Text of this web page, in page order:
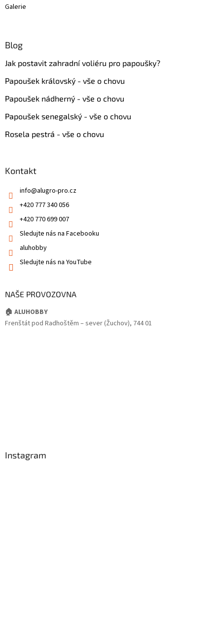
Galerie
Blog
Jak postavit zahradní voliéru pro papoušky?
Papoušek královský - vše o chovu
Papoušek nádherný - vše o chovu
Papoušek senegalský - vše o chovu
Rosela pestrá - vše o chovu
Kontakt
info@alugro-pro.cz
+420 777 340 056
+420 770 699 007
Sledujte nás na Facebooku
aluhobby
Sledujte nás na YouTube
NAŠE PROVOZOVNA
🏠 ALUHOBBY
Frenštát pod Radhoštěm – sever (Žuchov), 744 01
Instagram